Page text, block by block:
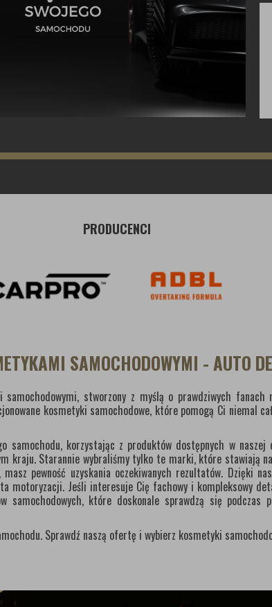
PRODUCENCI
SAMOCHODOWYMI - AUTO
stworzony z myślą o prawdziwych fanach
kosmetyki samochodowe, które pomogą Ci niemal
korzystając z produktów dostępnych w
kraju. Starannie wybraliśmy tylko te marki, które stawiają
pewność uzyskania oczekiwanych rezultatów. Dzięki
motoryzacji. Jeśli interesuje Cię fachowy i kompleksowy
które doskonale sprawdzą się podczas
Sprawdź naszą ofertę i wybierz kosmetyki